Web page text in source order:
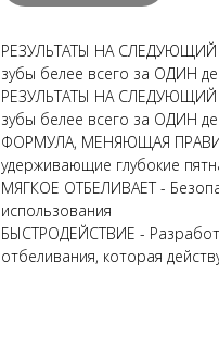
РЕЗУЛЬТАТЫ НА СЛЕДУЮЩИЙ
зубы белее всего за ОДИН
РЕЗУЛЬТАТЫ НА СЛЕДУЮЩИЙ
зубы белее всего за ОДИН
ФОРМУЛА, МЕНЯЮЩАЯ
удерживающие глубокие
МЯГКОЕ ОТБЕЛИВАЕТ -
использования
БЫСТРОДЕЙСТВИЕ -
отбеливания, которая